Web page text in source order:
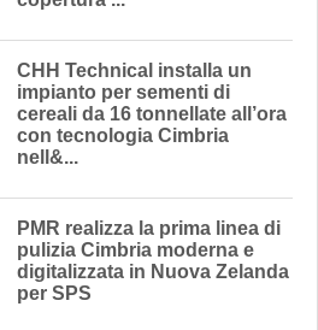
CHH Technical installa un
impianto per sementi di
cereali da 16 tonnellate all’ora
con tecnologia Cimbria
nell&...
PMR realizza la prima linea di
pulizia Cimbria moderna e
digitalizzata in Nuova Zelanda
per SPS